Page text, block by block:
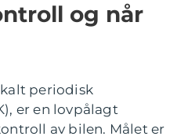
og når
periodisk
er en lovpålagt
av bilen. Målet er